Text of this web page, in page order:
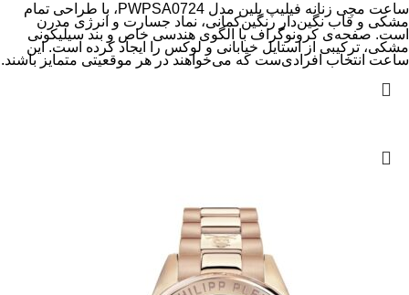
ساعت مچی زنانه فیلیپ پلین مدل PWPSA0724، با طراحی تمام
مشکی و قاب نگین‌دار رنگین‌کمانی، نماد جسارت و انرژی مدرن
است. صفحه‌ی کرونوگراف با الگوی هندسی خاص و بند سیلیکونی
مشکی، ترکیبی از استایل خیابانی و لوکس را ایجاد کرده است. این
ساعت انتخاب افرادی‌ست که می‌خواهند در هر موقعیتی متمایز باشند.